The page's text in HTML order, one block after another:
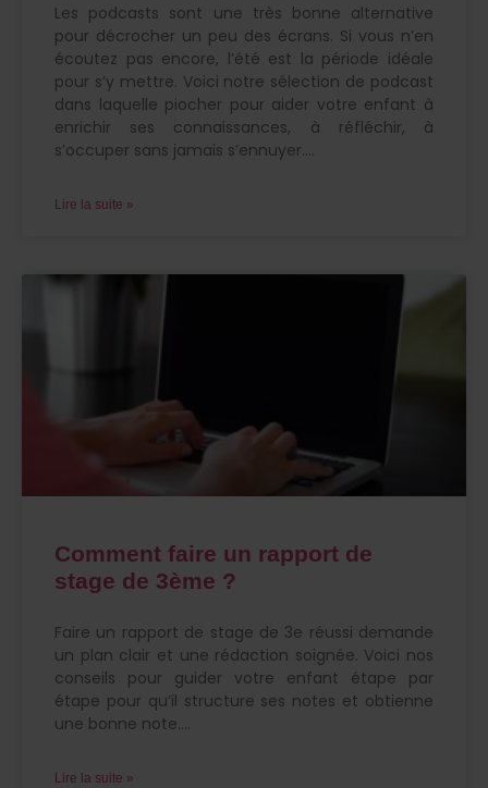
Les podcasts sont une très bonne alternative
pour décrocher un peu des écrans. Si vous n’en
écoutez pas encore, l’été est la période idéale
pour s’y mettre. Voici notre sélection de podcast
dans laquelle piocher pour aider votre enfant à
enrichir ses connaissances, à réfléchir, à
s’occuper sans jamais s’ennuyer.
Lire la suite »
Comment faire un rapport de
stage de 3ème ?
Faire un rapport de stage de 3e réussi demande
un plan clair et une rédaction soignée. Voici nos
conseils pour guider votre enfant étape par
étape pour qu’il structure ses notes et obtienne
une bonne note.
Lire la suite »